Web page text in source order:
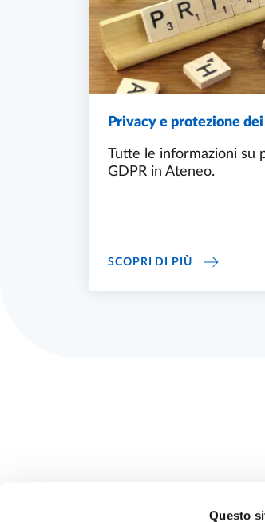
Questo
Privacy e protezione
Tutte le informazioni su
GDPR in Ateneo.
SCOPRI DI PIÙPRIVACY E